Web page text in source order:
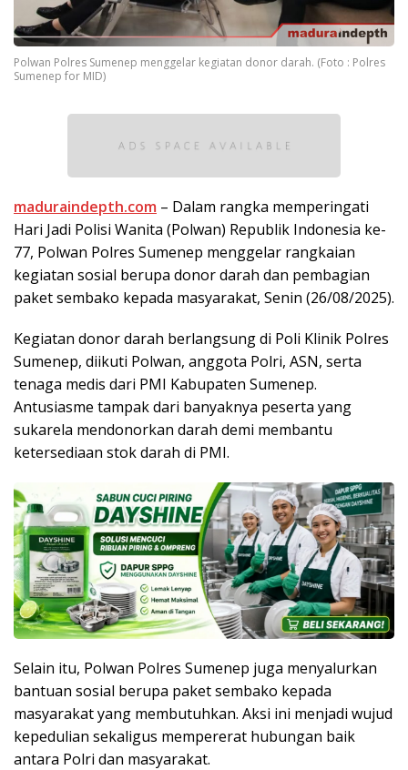
Polwan Polres Sumenep menggelar kegiatan donor darah. (Foto : Polres
Sumenep for MID)
maduraindepth.com – Dalam rangka memperingati
Hari Jadi Polisi Wanita (Polwan) Republik Indonesia ke-
77, Polwan Polres Sumenep menggelar rangkaian
kegiatan sosial berupa donor darah dan pembagian
paket sembako kepada masyarakat, Senin (26/08/2025).
Kegiatan donor darah berlangsung di Poli Klinik Polres
Sumenep, diikuti Polwan, anggota Polri, ASN, serta
tenaga medis dari PMI Kabupaten Sumenep.
Antusiasme tampak dari banyaknya peserta yang
sukarela mendonorkan darah demi membantu
ketersediaan stok darah di PMI.
Selain itu, Polwan Polres Sumenep juga menyalurkan
bantuan sosial berupa paket sembako kepada
masyarakat yang membutuhkan. Aksi ini menjadi wujud
kepedulian sekaligus mempererat hubungan baik
antara Polri dan masyarakat.